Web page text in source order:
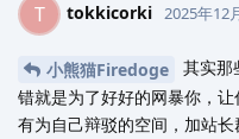
T tokkicorki 2025年12
小熊猫Firedoge
其实那
错就是为了好好的网暴你，
有为自己辩驳的空间，加站